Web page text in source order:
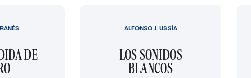
DE LOS SONIDOS
BLANCOS
ALFONSO J. USSÍA